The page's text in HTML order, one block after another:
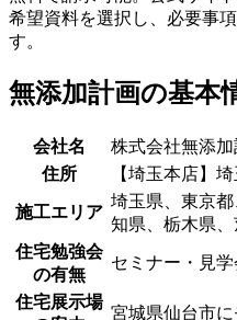
希望資料を選択し、必要事
す。
無添加計画の基本
会社名
株式会社無添
住所
【埼玉本店】
施工エリア
埼玉県、東京
知県、栃木県、
住宅勉強会
の有無
セミナー・見
住宅展示場
宮城県仙台市